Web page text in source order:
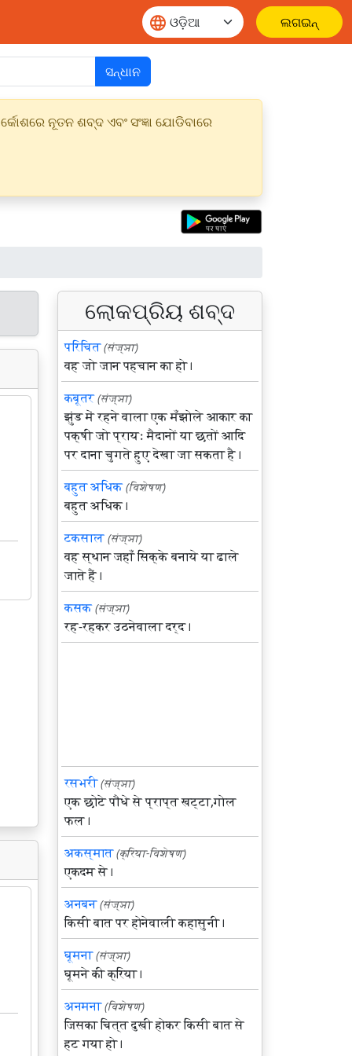
ଲଗଇନ୍
ସନ୍ଧାନ
ନୂତନ ଶବ୍ଦ ଏବଂ ସଂଜ୍ଞା ଯୋଡିବାରେ
ଲୋକପ୍ରିୟ ଶବ୍ଦ
परिचित (संज्ञा)
वह जो जान पहचान का हो।
कबूतर (संज्ञा)
झुंड में रहने वाला एक मँझोले आकार का
पक्षी जो प्रायः मैदानों या छतों आदि
पर दाना चुगते हुए देखा जा सकता है।
बहुत अधिक (विशेषण)
बहुत अधिक।
टकसाल (संज्ञा)
वह स्थान जहाँ सिक्के बनाये या ढाले
जाते हैं।
कसक (संज्ञा)
रह-रहकर उठनेवाला दर्द।
रसभरी (संज्ञा)
एक छोटे पौधे से प्राप्त खट्टा,गोल
फल।
अकस्मात (क्रिया-विशेषण)
एकदम से।
अनबन (संज्ञा)
किसी बात पर होनेवाली कहासुनी।
घूमना (संज्ञा)
घूमने की क्रिया।
अनमना (विशेषण)
जिसका चित्त दुखी होकर किसी बात से
हट गया हो।